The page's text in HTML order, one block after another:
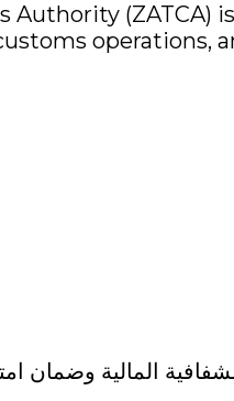
Authority
operations,
المالية وضمان